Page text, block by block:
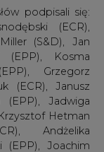
koniecznie
Europejska nie
morskich
rządu w